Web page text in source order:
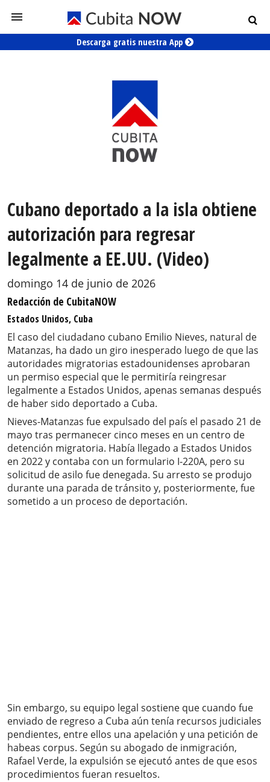
Descarga gratis nuestra App
Cubano deportado a la isla obtiene
autorización para regresar
legalmente a EE.UU. (Video)
domingo 14 de junio de 2026
Redacción de CubitaNOW
Estados Unidos, Cuba
El caso del ciudadano cubano Emilio Nieves, natural de
Matanzas, ha dado un giro inesperado luego de que las
autoridades migratorias estadounidenses aprobaran
un permiso especial que le permitiría reingresar
legalmente a Estados Unidos, apenas semanas después
de haber sido deportado a Cuba.
Nieves-Matanzas fue expulsado del país el pasado 21 de
mayo tras permanecer cinco meses en un centro de
detención migratoria. Había llegado a Estados Unidos
en 2022 y contaba con un formulario I-220A, pero su
solicitud de asilo fue denegada. Su arresto se produjo
durante una parada de tránsito y, posteriormente, fue
sometido a un proceso de deportación.
Sin embargo, su equipo legal sostiene que cuando fue
enviado de regreso a Cuba aún tenía recursos judiciales
pendientes, entre ellos una apelación y una petición de
habeas corpus. Según su abogado de inmigración,
Rafael Verde, la expulsión se ejecutó antes de que esos
procedimientos fueran resueltos.